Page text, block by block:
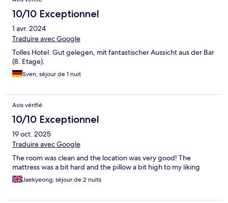
10/10 Exceptionnel
1 avr. 2024
Traduire avec Google
Tolles Hotel. Gut gelegen, mit fantastischer Aussicht aus der Bar
(8. Etage).
Sven, séjour de 1 nuit
Avis vérifié
10/10 Exceptionnel
19 oct. 2025
Traduire avec Google
The room was clean and the location was very good! The
mattress was a bit hard and the pillow a bit high to my liking
Jaekyeong, séjour de 2 nuits